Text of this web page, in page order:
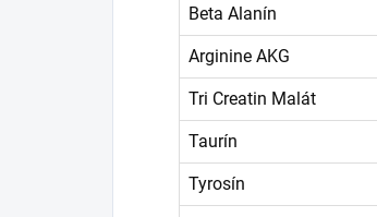
Beta Alanín
Arginine AKG
Tri Creatin Malát
Taurín
Tyrosín